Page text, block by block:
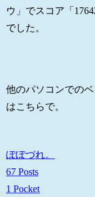
ウ」でスコア「
でした。
他のパソコンでの
はこちらで。
ぽぽづれ。
67 Posts
1 Pocket